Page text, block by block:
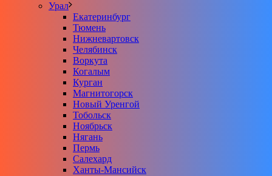
Урал
Екатеринбург
Тюмень
Нижневартовск
Челябинск
Воркута
Когалым
Курган
Магнитогорск
Новый Уренгой
Тобольск
Ноябрьск
Нягань
Пермь
Салехард
Ханты-Мансийск